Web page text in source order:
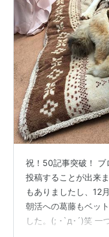
祝！50記事突破！
投稿することが出来
もありましたし、12
朝活への葛藤もベッ
した。(; ･`д･´)笑 一